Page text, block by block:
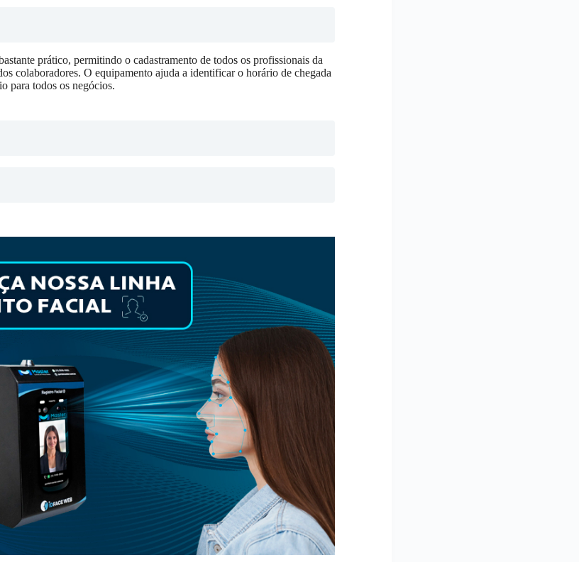
prático, permitindo o cadastramento de todos os profissionais da
colaboradores. O equipamento ajuda a identificar o horário de chegada
para todos os negócios.